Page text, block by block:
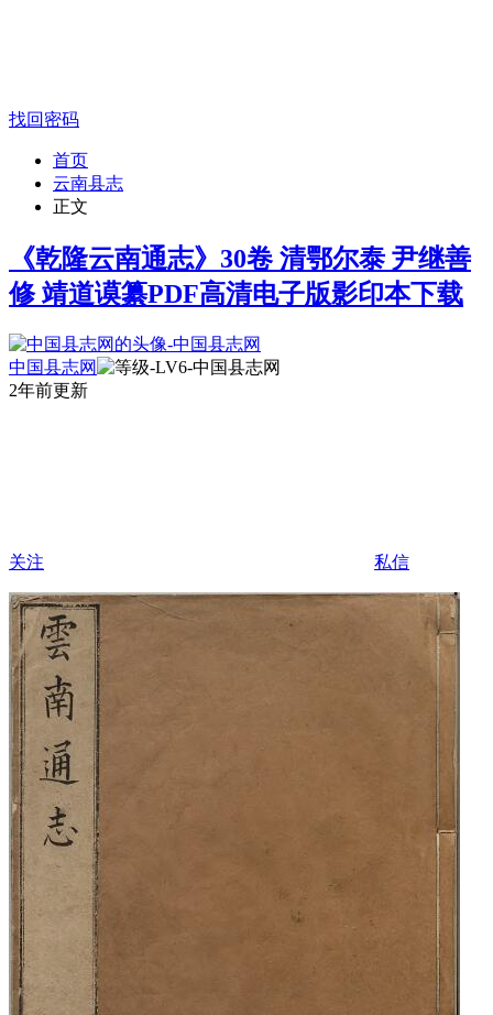
找回密码
首页
云南县志
正文
《乾隆云南通志》30卷 清鄂尔泰 尹继善
修 靖道谟纂PDF高清电子版影印本下载
中国县志网
2年前更新
关注 私信